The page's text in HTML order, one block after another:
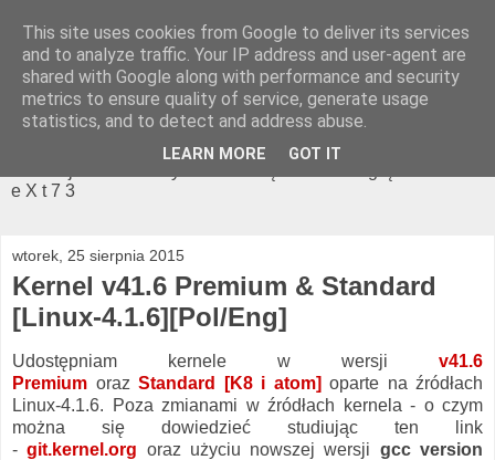
NeteXt'73 - optymalizator
systemu
Strona domowa programu: NeteXt'73 oraz modyfikacji
e X t 7 3
wtorek, 25 sierpnia 2015
Kernel v41.6 Premium & Standard
[Linux-4.1.6][Pol/Eng]
Udostępniam kernele w wersji v41.6
Premium oraz Standard [K8 i atom] oparte na źródłach
Linux-4.1.6. Poza zmianami w źródłach kernela - o czym
można się dowiedzieć studiując ten link
-git.kernel.org oraz użyciu nowszej wersji gcc version
This site uses cookies from Google to deliver its services
and to analyze traffic. Your IP address and user-agent are
shared with Google along with performance and security
metrics to ensure quality of service, generate usage
statistics, and to detect and address abuse.
LEARN MORE GOT IT